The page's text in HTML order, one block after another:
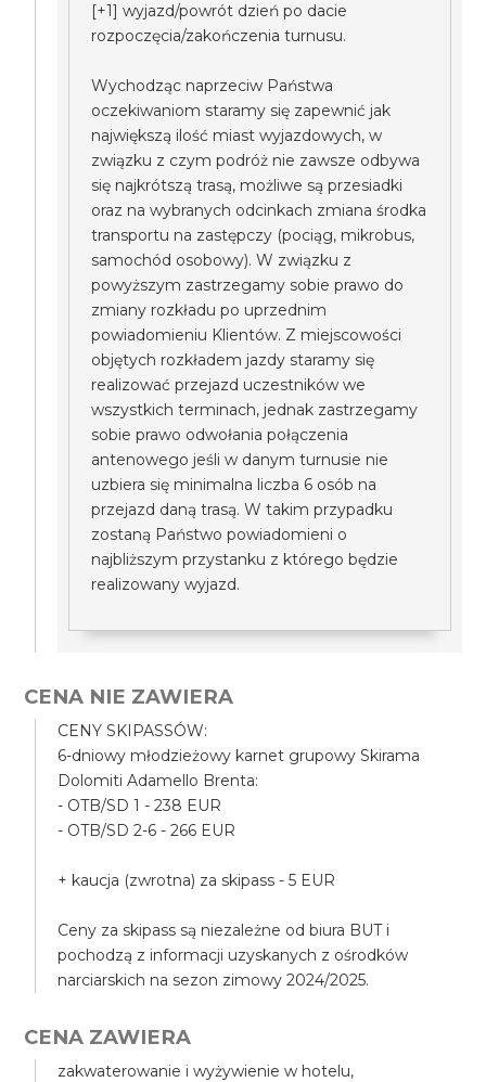
[+1] wyjazd/powrót dzień po dacie
rozpoczęcia/zakończenia turnusu.
Wychodząc naprzeciw Państwa
oczekiwaniom staramy się zapewnić jak
największą ilość miast wyjazdowych, w
związku z czym podróż nie zawsze odbywa
się najkrótszą trasą, możliwe są przesiadki
oraz na wybranych odcinkach zmiana środka
transportu na zastępczy (pociąg, mikrobus,
samochód osobowy). W związku z
powyższym zastrzegamy sobie prawo do
zmiany rozkładu po uprzednim
powiadomieniu Klientów. Z miejscowości
objętych rozkładem jazdy staramy się
realizować przejazd uczestników we
wszystkich terminach, jednak zastrzegamy
sobie prawo odwołania połączenia
antenowego jeśli w danym turnusie nie
uzbiera się minimalna liczba 6 osób na
przejazd daną trasą. W takim przypadku
zostaną Państwo powiadomieni o
najbliższym przystanku z którego będzie
realizowany wyjazd.
CENA NIE ZAWIERA
CENY SKIPASSÓW:
6-dniowy młodzieżowy karnet grupowy Skirama
Dolomiti Adamello Brenta:
- OTB/SD 1 - 238 EUR
- OTB/SD 2-6 - 266 EUR
+ kaucja (zwrotna) za skipass - 5 EUR
Ceny za skipass są niezależne od biura BUT i
pochodzą z informacji uzyskanych z ośrodków
narciarskich na sezon zimowy 2024/2025.
CENA ZAWIERA
zakwaterowanie i wyżywienie w hotelu,